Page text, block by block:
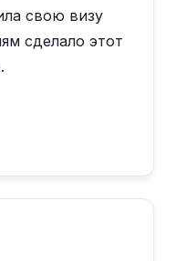
свою визу
сделало этот